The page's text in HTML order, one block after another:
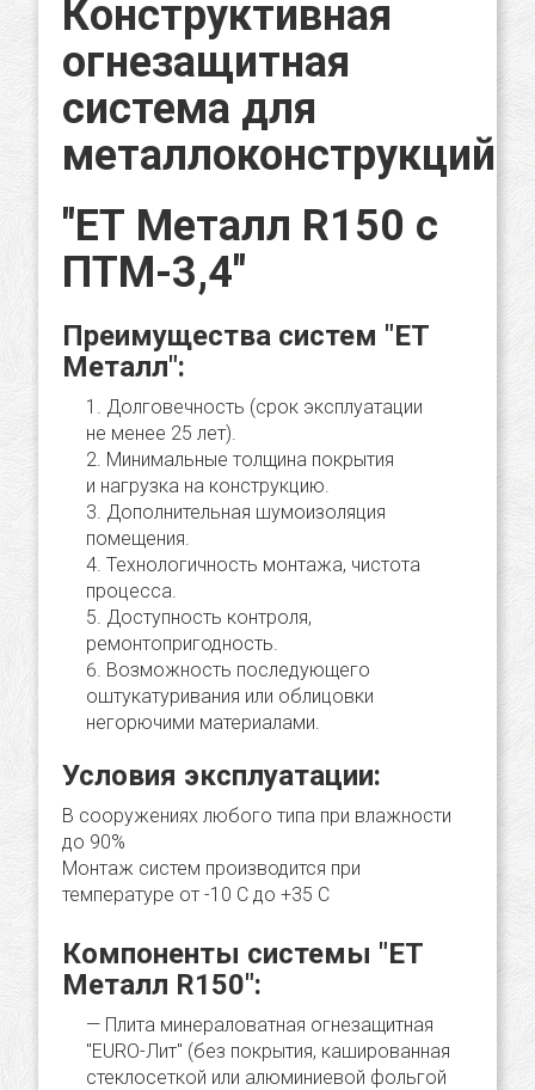
Конструктивная
огнезащитная
система для
металлоконструкций
"ЕТ Металл R150 с
ПТМ-3,4"
Преимущества систем "ЕТ
Металл":
Долговечность (срок эксплуатации
не менее 25 лет).
Минимальные толщина покрытия
и нагрузка на конструкцию.
Дополнительная шумоизоляция
помещения.
Технологичность монтажа, чистота
процесса.
Доступность контроля,
ремонтопригодность.
Возможность последующего
оштукатуривания или облицовки
негорючими материалами.
Условия эксплуатации:
В сооружениях любого типа при влажности
до 90%
Монтаж систем производится при
температуре от -10 С до +35 С
Компоненты системы "ЕТ
Металл R150":
Плита минераловатная огнезащитная
"EURO-Лит" (без покрытия, кашированная
стеклосеткой или алюминиевой фольгой